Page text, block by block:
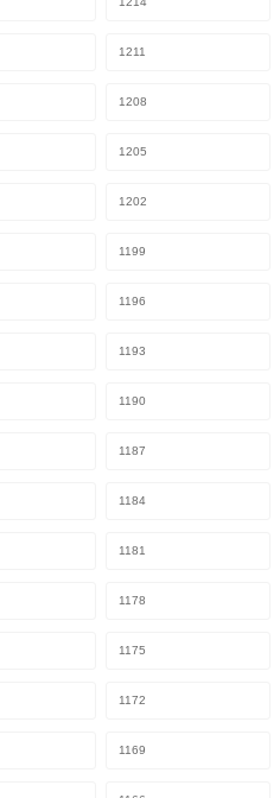
1211
1208
1205
1202
1199
1196
1193
1190
1187
1184
1181
1178
1175
1172
1169